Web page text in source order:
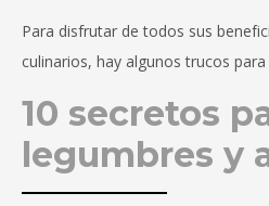
Para disfrutar de todos sus
culinarios, hay algunos trucos
10 secretos
legumbres y